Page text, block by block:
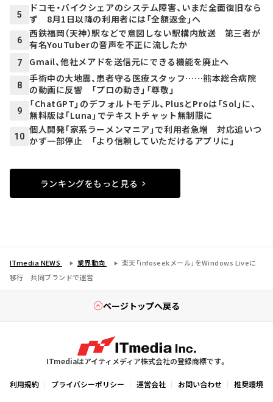
5
ドコモ・バイクシェアのシステム障害、いまだ全面復旧なら
ず 8月1日以降の利用者には「全額返金」へ
6
西鉄福岡（天神）駅などで意図しない駅構内放送 第三者が
有名YouTuberの音声を不正に流したか
7 Gmail、他社メアドを送信元にできる機能を廃止へ
8
手術中の大地震、患者守る医療スタッフ……熊本総合病院
の動画に反響 「プロの動き」「尊敬」
9
「ChatGPT」のデフォルトモデル、PlusとProは「Sol」に、
無料版は「Luna」でテキストチャット無制限に
10
個人開発「家系ラーメンマニア」で利用者急増 対応追いつ
かず一部停止 「より信頼していただけるアプリに」
ランキングをもっと見る
ITmedia NEWS 業界動向
楽天「infoseekメール」をWindows Liveに
移行 共同ブランドで運営
ページトップへ戻る
ITmediaはアイティメディア株式会社の登録商標です。
利用規約 プライバシーポリシー 運営会社 お問い合わせ 推奨環境